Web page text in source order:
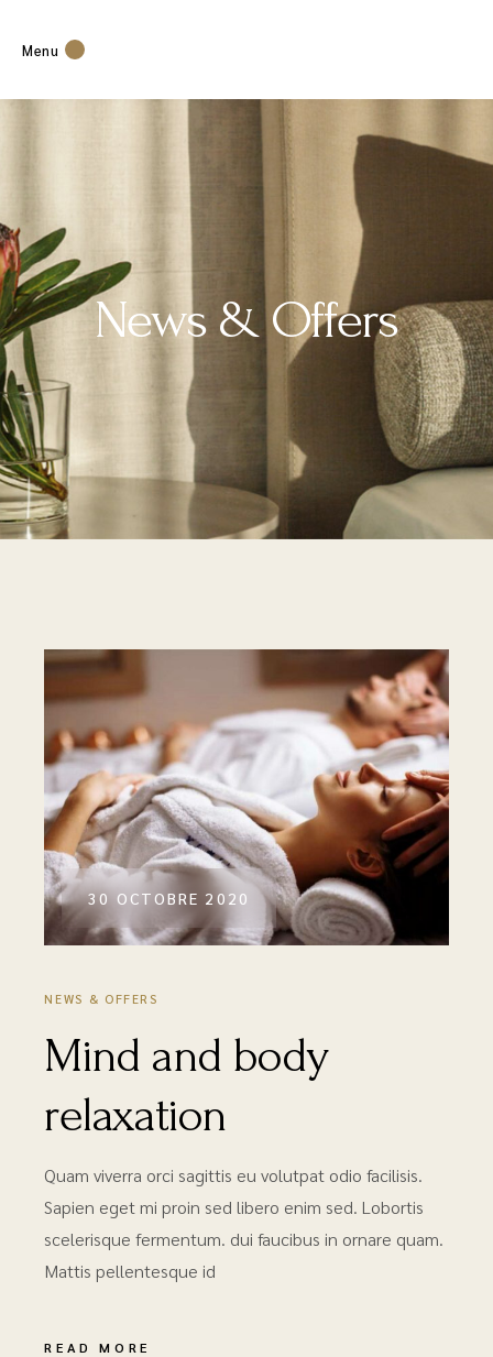
Menu
News & Offers
30 OCTOBRE 2020
NEWS & OFFERS
Mind and body
relaxation
Quam viverra orci sagittis eu volutpat odio facilisis.
Sapien eget mi proin sed libero enim sed. Lobortis
scelerisque fermentum. dui faucibus in ornare quam.
Mattis pellentesque id
READ MORE